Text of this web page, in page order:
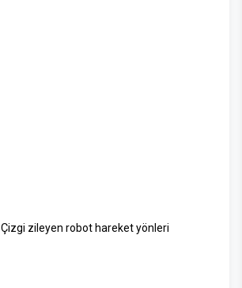
Çizgi zileyen robot hareket yönleri